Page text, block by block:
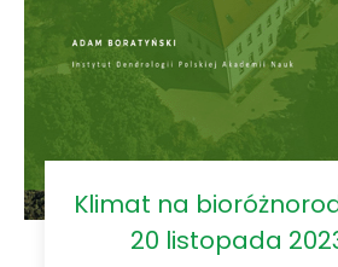
Klimat na
20 listopada